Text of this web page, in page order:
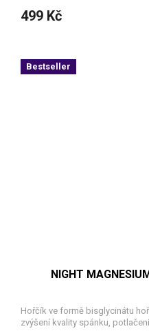
499 Kč
Bestseller
NIGHT
Hořčík ve formě bisglycinátu
zvýšení kvality spánku,